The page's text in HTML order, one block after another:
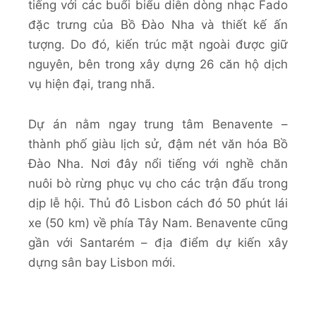
tiếng với các buổi biểu diễn dòng nhạc Fado
đặc trưng của Bồ Đào Nha và thiết kế ấn
tượng. Do đó, kiến trúc mặt ngoài được giữ
nguyên, bên trong xây dựng 26 căn hộ dịch
vụ hiện đại, trang nhã.
Dự án nằm ngay trung tâm Benavente –
thành phố giàu lịch sử, đậm nét văn hóa Bồ
Đào Nha. Nơi đây nổi tiếng với nghề chăn
nuôi bò rừng phục vụ cho các trận đấu trong
dịp lễ hội. Thủ đô Lisbon cách đó 50 phút lái
xe (50 km) về phía Tây Nam. Benavente cũng
gần với Santarém – địa điểm dự kiến xây
dựng sân bay Lisbon mới.